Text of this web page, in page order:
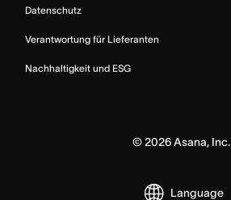
Datenschutz
Verantwortung für Lieferanten
Nachhaltigkeit und ESG
© 2026Asana, Inc.
Language